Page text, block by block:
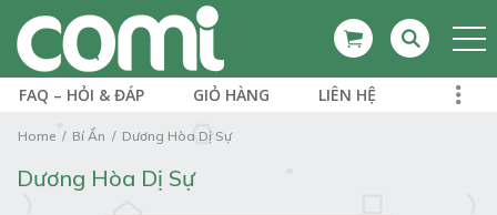
FAQ – HỎI & ĐÁP GIỎ HÀNG LIÊN HỆ
Home Bí Ẩn Dương Hòa Dị Sự
Dương Hòa Dị Sự